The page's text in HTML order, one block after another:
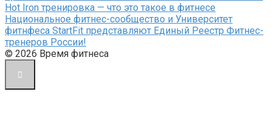
Hot Iron тренировка — что это такое в фитнесе
Национальное фитнес-сообщество и Университет
фитнфеса StartFit представляют Единый Реестр Фитнес-
тренеров России!
© 2026 Время фитнеса